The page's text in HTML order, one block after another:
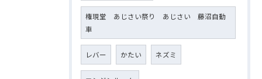
権現堂 あじさい祭り あじさい 藤沼自動
車
レバー かたい ネズミ